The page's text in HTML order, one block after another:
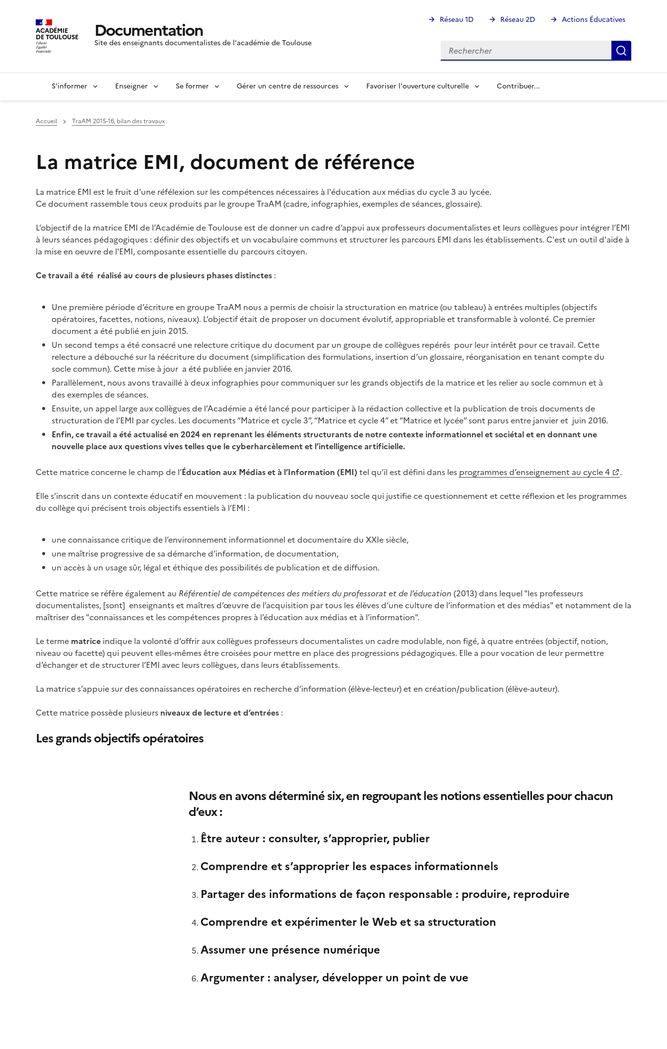
ACADÉMIE
DE TOULOUSE Documentation
Site des enseignants documentalistes de l'académie de Toulouse
Réseau 1D Réseau 2D Actions Éducatives
Rechercher
Rechercher
S'informer Enseigner Se former Gérer un centre de ressources Favoriser l'ouverture culturelle Contribuer...
Accueil TraAM 2015-16, bilan des travaux
La matrice EMI, document de référence
La matrice EMI est le fruit d'une réfélexion sur les compétences nécessaires à l'éducation aux médias du cycle 3 au lycée.
Ce document rassemble tous ceux produits par le groupe TraAM (cadre, infographies, exemples de séances, glossaire).
L’objectif de la matrice EMI de l’Académie de Toulouse est de donner un cadre d’appui aux professeurs documentalistes et leurs collègues pour intégrer l’EMI
à leurs séances pédagogiques : définir des objectifs et un vocabulaire communs et structurer les parcours EMI dans les établissements. C'est un outil d'aide à
la mise en oeuvre de l'EMI, composante essentielle du parcours citoyen.
Ce travail a été réalisé au cours de plusieurs phases distinctes :
Une première période d’écriture en groupe TraAM nous a permis de choisir la structuration en matrice (ou tableau) à entrées multiples (objectifs
opératoires, facettes, notions, niveaux). L’objectif était de proposer un document évolutif, appropriable et transformable à volonté. Ce premier
document a été publié en juin 2015.
Un second temps a été consacré une relecture critique du document par un groupe de collègues repérés pour leur intérêt pour ce travail. Cette
relecture a débouché sur la réécriture du document (simplification des formulations, insertion d’un glossaire, réorganisation en tenant compte du
socle commun). Cette mise à jour a été publiée en janvier 2016.
Parallèlement, nous avons travaillé à deux infographies pour communiquer sur les grands objectifs de la matrice et les relier au socle commun et à
des exemples de séances.
Ensuite, un appel large aux collègues de l’Académie a été lancé pour participer à la rédaction collective et la publication de trois documents de
structuration de l’EMI par cycles. Les documents “Matrice et cycle 3”, “Matrice et cycle 4” et “Matrice et lycée” sont parus entre janvier et juin 2016.
Enfin, ce travail a été actualisé en 2024 en reprenant les éléments structurants de notre contexte informationnel et sociétal et en donnant une
nouvelle place aux questions vives telles que le cyberharcèlement et l’intelligence artificielle.
Cette matrice concerne le champ de l’Éducation aux Médias et à l’Information (EMI) tel qu’il est défini dans les programmes d’enseignement au cycle 4
.
Elle s’inscrit dans un contexte éducatif en mouvement : la publication du nouveau socle qui justifie ce questionnement et cette réflexion et les programmes
du collège qui précisent trois objectifs essentiels à l’EMI :
une connaissance critique de l’environnement informationnel et documentaire du XXIe siècle,
une maîtrise progressive de sa démarche d’information, de documentation,
un accès à un usage sûr, légal et éthique des possibilités de publication et de diffusion.
Cette matrice se réfère également au Référentiel de compétences des métiers du professorat et de l’éducation (2013) dans lequel "les professeurs
documentalistes, [sont] enseignants et maîtres d’œuvre de l’acquisition par tous les élèves d’une culture de l’information et des médias" et notamment de la
maîtriser des "connaissances et les compétences propres à l’éducation aux médias et à l’information".
Le terme matrice indique la volonté d’offrir aux collègues professeurs documentalistes un cadre modulable, non figé, à quatre entrées (objectif, notion,
niveau ou facette) qui peuvent elles-mêmes être croisées pour mettre en place des progressions pédagogiques. Elle a pour vocation de leur permettre
d’échanger et de structurer l’EMI avec leurs collègues, dans leurs établissements.
La matrice s’appuie sur des connaissances opératoires en recherche d’information (élève-lecteur) et en création/publication (élève-auteur).
Cette matrice possède plusieurs niveaux de lecture et d’entrées :
Les grands objectifs opératoires
Nous en avons déterminé six, en regroupant les notions essentielles pour chacun
d’eux :
Être auteur : consulter, s’approprier, publier
Comprendre et s’approprier les espaces informationnels
Partager des informations de façon responsable : produire, reproduire
Comprendre et expérimenter le Web et sa structuration
Assumer une présence numérique
Argumenter : analyser, développer un point de vue